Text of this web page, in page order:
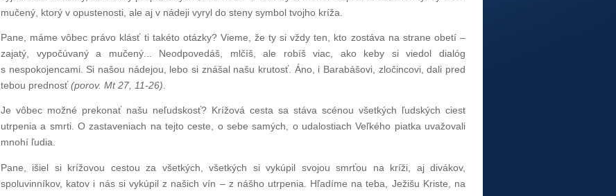
mučený, ktorý v opustenosti, ale aj v nádeji vyryl do steny symbol tvojho kríža.
Pane, máme vôbec právo klásť ti takéto otázky? Vieme, že ty si vždy ten, kto zostáva na strane obetí –
zajatý, vypočúvaný a mučený... Neodpovedáš, mlčíš, ale robíš viac, ako keby si viedol dialóg
s nespokojencami. Si našou nádejou, lebo si znášal našu krutosť. Áno, i Barabášovi, zločincovi, dali pred
tebou prednosť(porov. Mt 27, 11-26)
Je vôbec možné prekonať našu neľudskosť? Krížová cesta sa stáva scénou všetkých ľudských ciest
utrpenia a smrti. O zastaveniach na tejto ceste, o sebe samých, o udalostiach Veľkého piatka uvažovali
mnohí ľudia.
Pane, išiel si krížovou cestou za všetkých, všetkých si vykúpil svojou smrťou na kríži, aj divákov,
spoluvinníkov, katov i nás si vykúpil z našich vín – z nášho utrpenia. Hľadíme na teba, Ježišu Kriste, na